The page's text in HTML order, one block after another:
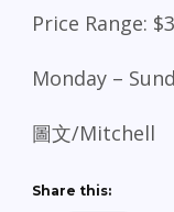
Price Range:
Monday –
圖文/Mitchell
Share this: